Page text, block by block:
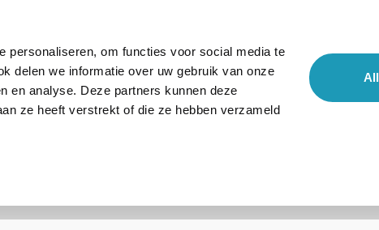
personaliseren, om functies voor social media te
delen we informatie over uw gebruik van onze
en analyse. Deze partners kunnen deze
ze heeft verstrekt of die ze hebben verzameld
Rackmount.it